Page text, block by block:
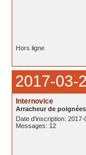
Hors ligne
2017-03-
Internovice
Arracheur de poignées
Date d'inscription: 2017-
Messages: 12